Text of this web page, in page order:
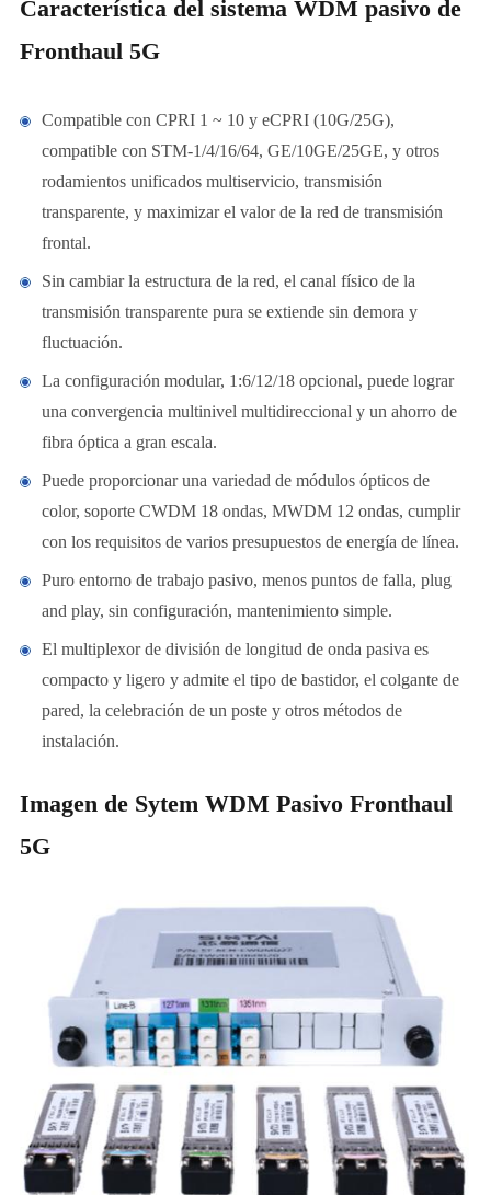
Característica del sistema WDM pasivo de
Fronthaul 5G
Compatible con CPRI 1 ~ 10 y eCPRI (10G/25G),
compatible con STM-1/4/16/64, GE/10GE/25GE, y otros
rodamientos unificados multiservicio, transmisión
transparente, y maximizar el valor de la red de transmisión
frontal.
Sin cambiar la estructura de la red, el canal físico de la
transmisión transparente pura se extiende sin demora y
fluctuación.
La configuración modular, 1:6/12/18 opcional, puede lograr
una convergencia multinivel multidireccional y un ahorro de
fibra óptica a gran escala.
Puede proporcionar una variedad de módulos ópticos de
color, soporte CWDM 18 ondas, MWDM 12 ondas, cumplir
con los requisitos de varios presupuestos de energía de línea.
Puro entorno de trabajo pasivo, menos puntos de falla, plug
and play, sin configuración, mantenimiento simple.
El multiplexor de división de longitud de onda pasiva es
compacto y ligero y admite el tipo de bastidor, el colgante de
pared, la celebración de un poste y otros métodos de
instalación.
Imagen de Sytem WDM Pasivo Fronthaul
5G